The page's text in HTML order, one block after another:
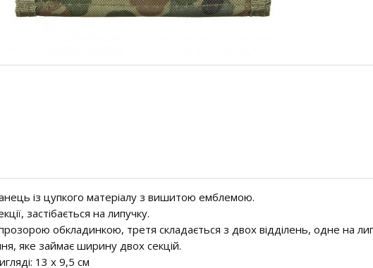
із цупкого матеріалу з вишитою емблемою.
застібається на липучку.
прозорою обкладинкою, третя складається з двох відділень, одне на
яке займає ширину двох секцій.
13 х 9,5 см